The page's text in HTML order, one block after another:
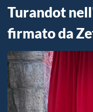
Turandot
firmato da